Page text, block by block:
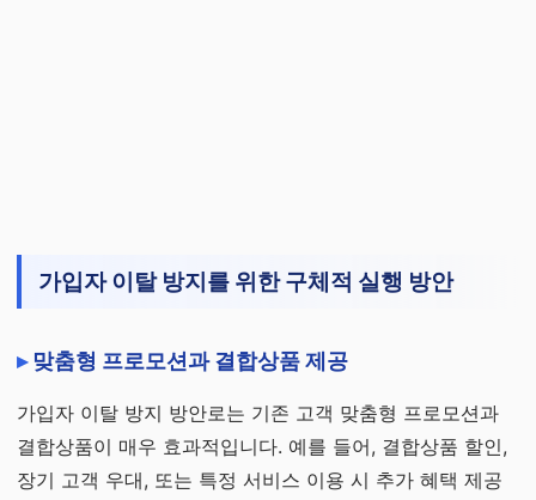
가입자 이탈 방지를 위한 구체적 실행 방안
맞춤형 프로모션과 결합상품 제공
가입자 이탈 방지 방안로는 기존 고객 맞춤형 프로모션과
결합상품이 매우 효과적입니다. 예를 들어, 결합상품 할인,
장기 고객 우대, 또는 특정 서비스 이용 시 추가 혜택 제공